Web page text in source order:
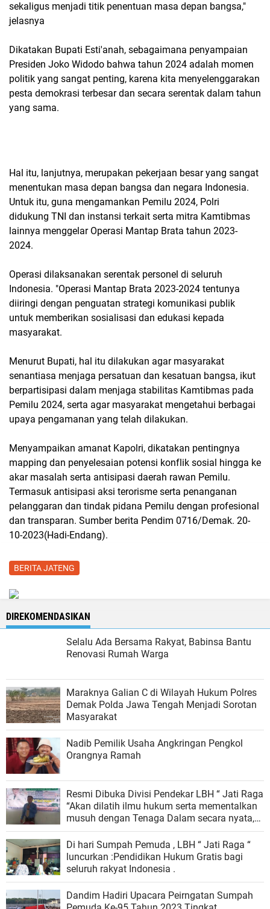
sekaligus menjadi titik penentuan masa depan bangsa,"
jelasnya
Dikatakan Bupati Esti'anah, sebagaimana penyampaian
Presiden Joko Widodo bahwa tahun 2024 adalah momen
politik yang sangat penting, karena kita menyelenggarakan
pesta demokrasi terbesar dan secara serentak dalam tahun
yang sama.
Hal itu, lanjutnya, merupakan pekerjaan besar yang sangat
menentukan masa depan bangsa dan negara Indonesia.
Untuk itu, guna mengamankan Pemilu 2024, Polri
didukung TNI dan instansi terkait serta mitra Kamtibmas
lainnya menggelar Operasi Mantap Brata tahun 2023-
2024.
Operasi dilaksanakan serentak personel di seluruh
Indonesia. "Operasi Mantap Brata 2023-2024 tentunya
diiringi dengan penguatan strategi komunikasi publik
untuk memberikan sosialisasi dan edukasi kepada
masyarakat.
Menurut Bupati, hal itu dilakukan agar masyarakat
senantiasa menjaga persatuan dan kesatuan bangsa, ikut
berpartisipasi dalam menjaga stabilitas Kamtibmas pada
Pemilu 2024, serta agar masyarakat mengetahui berbagai
upaya pengamanan yang telah dilakukan.
Menyampaikan amanat Kapolri, dikatakan pentingnya
mapping dan penyelesaian potensi konflik sosial hingga ke
akar masalah serta antisipasi daerah rawan Pemilu.
Termasuk antisipasi aksi terorisme serta penanganan
pelanggaran dan tindak pidana Pemilu dengan profesional
dan transparan. Sumber berita Pendim 0716/Demak. 20-
10-2023(Hadi-Endang).
BERITA JATENG
DIREKOMENDASIKAN
Selalu Ada Bersama Rakyat, Babinsa Bantu
Renovasi Rumah Warga
Maraknya Galian C di Wilayah Hukum Polres
Demak Polda Jawa Tengah Menjadi Sorotan
Masyarakat
Nadib Pemilik Usaha Angkringan Pengkol
Orangnya Ramah
Resmi Dibuka Divisi Pendekar LBH “ Jati Raga
“Akan dilatih ilmu hukum serta mementalkan
musuh dengan Tenaga Dalam secara nyata,
kami satu-satunya LBH di Indonesia yang
memiliki Divisi Pendekar!!
Di hari Sumpah Pemuda , LBH “ Jati Raga “
luncurkan :Pendidikan Hukum Gratis bagi
seluruh rakyat Indonesia .
Dandim Hadiri Upacara Peirngatan Sumpah